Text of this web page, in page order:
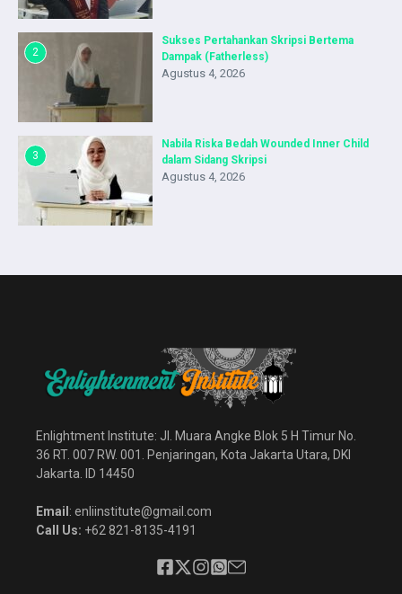
2
Sukses Pertahankan Skripsi Bertema
Dampak (Fatherless)
Agustus 4, 2026
3
Nabila Riska Bedah Wounded Inner Child
dalam Sidang Skripsi
Agustus 4, 2026
Enlightment Institute: Jl. Muara Angke Blok 5 H Timur No.
36 RT. 007 RW. 001. Penjaringan, Kota Jakarta Utara, DKI
Jakarta. ID 14450
Email : enliinstitute@gmail.com
Call Us: +62 821-8135-4191